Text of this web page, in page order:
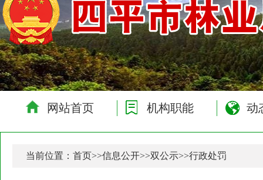
网站首页 机构职能 动
当前位置：首页>>信息公开>>双公示>>行政处罚